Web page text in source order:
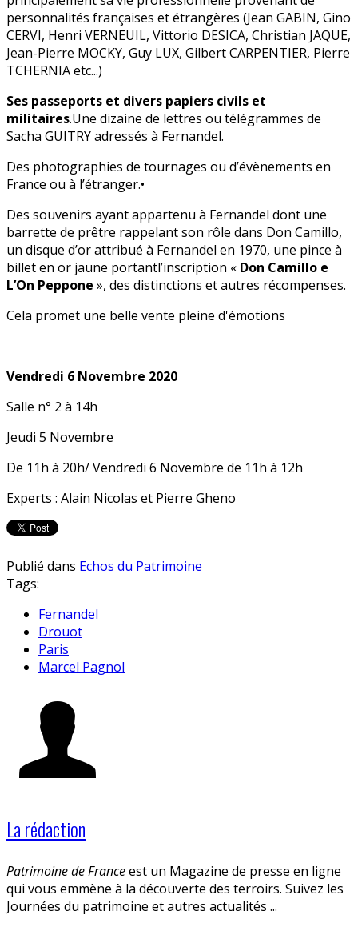
personnalités françaises et étrangères (Jean GABIN, Gino
CERVI, Henri VERNEUIL, Vittorio DESICA, Christian JAQUE,
Jean-Pierre MOCKY, Guy LUX, Gilbert CARPENTIER, Pierre
TCHERNIA etc...)
Ses passeports et divers papiers civils et
militaires.Une dizaine de lettres ou télégrammes de
Sacha GUITRY adressés à Fernandel.
Des photographies de tournages ou d’évènements en
France ou à l’étranger.•
Des souvenirs ayant appartenu à Fernandel dont une
barrette de prêtre rappelant son rôle dans Don Camillo,
un disque d’or attribué à Fernandel en 1970, une pince à
billet en or jaune portantl’inscription « Don Camillo e
L’On Peppone », des distinctions et autres récompenses.
Cela promet une belle vente pleine d'émotions
Vendredi 6 Novembre 2020
Salle n° 2 à 14h
Jeudi 5 Novembre
De 11h à 20h/ Vendredi 6 Novembre de 11h à 12h
Experts : Alain Nicolas et Pierre Gheno
Publié dans Echos du Patrimoine
Tags:
Fernandel
Drouot
Paris
Marcel Pagnol
La rédaction
Patrimoine de Franceest un Magazine de presse en ligne
qui vous emmène à la découverte des terroirs. Suivez les
Journées du patrimoine et autres actualités ...